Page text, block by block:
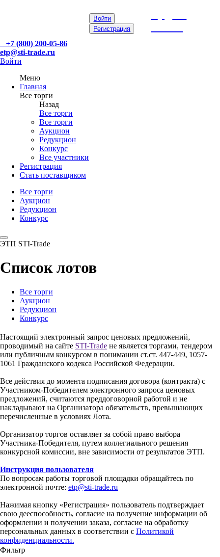
Войти
Регистрация
+7 (800) 200-05-86
etp@sti-trade.ru
Войти
Меню
Главная
Все торги
Назад
Все торги
Все торги
Аукцион
Редукцион
Конкурс
Все участники
Регистрация
Стать поставщиком
Все торги
Аукцион
Редукцион
Конкурс
ЭТП STI-Trade
Список лотов
Все торги
Аукцион
Редукцион
Конкурс
Настоящий электронный запрос ценовых предложений,
проводимый на сайте STI-Trade не является торгами, тендером
или публичным конкурсом в понимании ст.ст. 447-449, 1057-
1061 Гражданского кодекса Российской Федерации.
Все действия до момента подписания договора (контракта) с
Участником-Победителем электронного запроса ценовых
предложений, считаются преддоговорной работой и не
накладывают на Организатора обязательств, превышающих
перечисленные в условиях Лота.
Организатор торгов оставляет за собой право выбора
Участника-Победителя, путем коллегиального решения
конкурсной комиссии, вне зависимости от результатов ЭТП.
Инструкция пользователя
По вопросам работы торговой площадки обращайтесь по
электронной почте: etp@sti-trade.ru
Нажимая кнопку «Регистрация» пользователь подтверждает
свою дееспособность, согласие на получение информации об
оформлении и получении заказа, согласие на обработку
персональных данных в соответствии с Политикой
конфиденциальности.
Фильтр